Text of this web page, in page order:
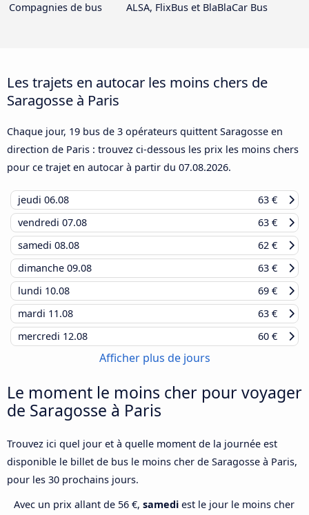
Compagnies de bus
ALSA, FlixBus et BlaBlaCar Bus
Les trajets en autocar les moins chers de
Saragosse à Paris
Chaque jour, 19 bus de 3 opérateurs quittent Saragosse en
direction de Paris : trouvez ci-dessous les prix les moins chers
pour ce trajet en autocar à partir du 07.08.2026.
jeudi 06.08
63 €
vendredi 07.08
63 €
samedi 08.08
62 €
dimanche 09.08
63 €
lundi 10.08
69 €
mardi 11.08
63 €
mercredi 12.08 60 €
Afficher plus de jours
Le moment le moins cher pour voyager
de Saragosse à Paris
Trouvez ici quel jour et à quelle moment de la journée est
disponible le billet de bus le moins cher de Saragosse à Paris,
pour les 30 prochains jours.
Avec un prix allant de 56 €, samedi est le jour le moins cher